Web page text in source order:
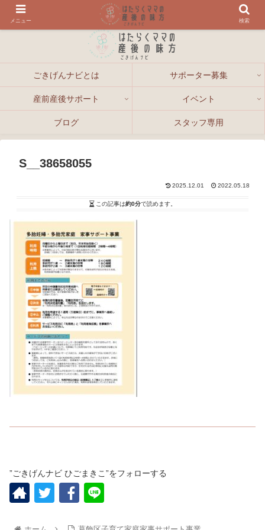
ごきげんナビとは サポーター募集
産前産後サポート イベント
ブログ スタッフ専用
S__38658055
2025.12.01 2022.05.18
この記事は約0分で読めます。
”ごきげんナビ ひごまきこ”をフォローする
メニュー 検索